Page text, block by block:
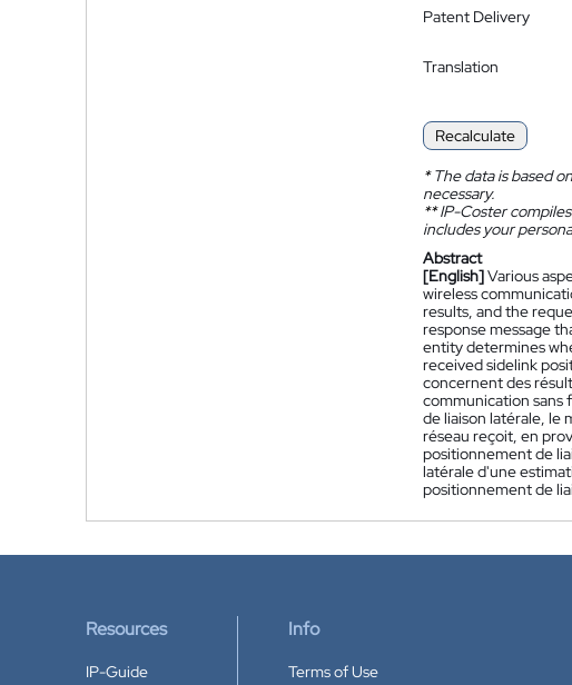
Patent Delivery
Translation
Recalculate
*The data is based
necessary.
**IP-Coster compiles
includes your
Abstract
[English]Various
wireless
results, and the
response message
entity determines
received sidelink
concernent des
communication sans
de liaison latérale, le
réseau reçoit, en
positionnement de
latérale d'une
positionnement de
Resources
IP-Guide
Info
Terms of Use